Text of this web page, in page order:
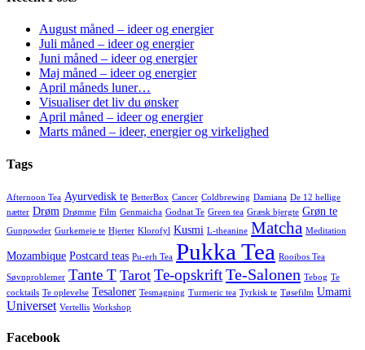
August måned – ideer og energier
Juli måned – ideer og energier
Juni måned – ideer og energier
Maj måned – ideer og energier
April måneds luner…
Visualiser det liv du ønsker
April måned – ideer og energier
Marts måned – ideer, energier og virkelighed
Tags
Afternoon Tea Ayurvedisk te BetterBox Cancer Coldbrewing Damiana De 12 hellige
nætter Drøm Drømme Film Genmaicha Godnat Te Green tea Græsk bjergte Grøn te
Gunpowder Gurkemeje te Hjerter Klorofyl Kusmi L-theanine Matcha Meditation
Mozambique Postcard teas Pu-erh Tea Pukka Tea Rooibos Tea
Søvnproblemer Tante T Tarot Te-opskriftTe-Salonen Tebog Te
cocktails Te oplevelse Tesaloner Tesmagning Turmeric tea Tyrkisk te Tøsefilm Umami
Universet Vertellis Workshop
Facebook